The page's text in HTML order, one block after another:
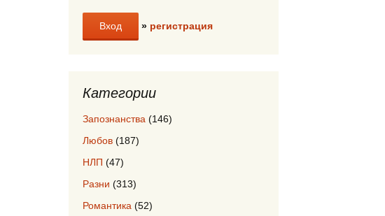
» регистрация
Категории
Запознанства (146)
Любов (187)
НЛП (47)
Разни (313)
Романтика (52)